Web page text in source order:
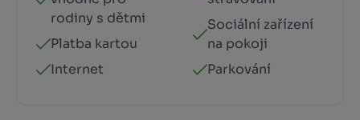
rodiny s dětmi
Platba kartou
Internet
Sociální zařízení
na pokoji
Parkování